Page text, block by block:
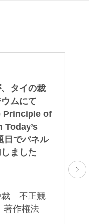
タイの裁
ムにて
Principle of
でパネル
ました
裁 不正競
著作権法